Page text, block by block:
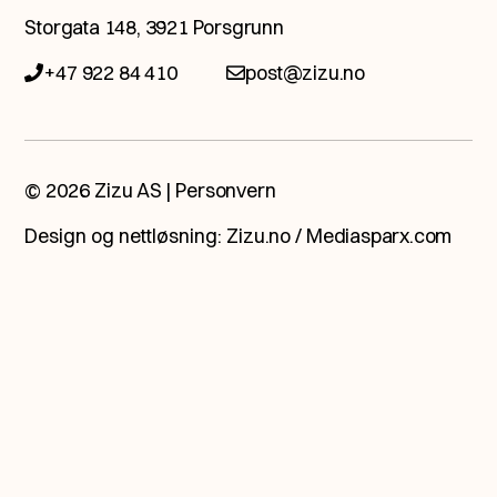
eksperter.
møte, helt ubetinget og åpent, og ser
Storgata 148, 3921 Porsgrunn
+47 922 84 410
post@zizu.no
© 2026 Zizu AS | Personvern
Design og nettløsning: Zizu.no/ Mediasparx.com